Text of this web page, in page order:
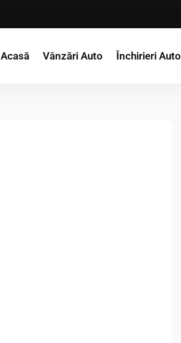
Acasă Vânzări Auto Închirieri Auto